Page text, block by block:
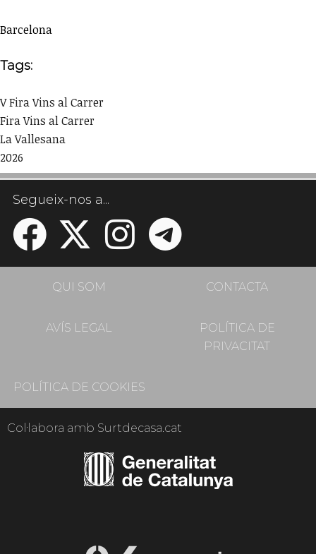
Barcelona
Tags:
V Fira Vins al Carrer
Fira Vins al Carrer
La Vallesana
2026
Segueix-nos a...
QUI SOM CONTACTA
AVÍS LEGAL
POLÍTICA DE
PRIVACITAT
POLÍTICA DE COOKIES
Col·labora amb Surtdecasa.cat